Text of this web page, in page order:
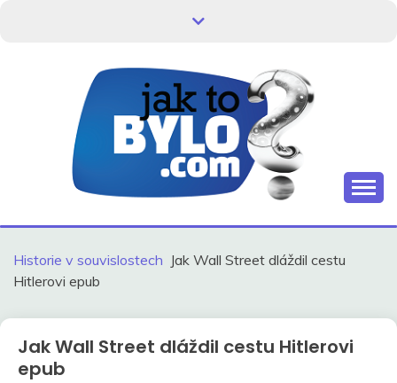
HISTORIE V
SOUVISLOSTECH
Historie v souvislostech Jak Wall Street dláždil cestu
Hitlerovi epub
Jak Wall Street dláždil cestu Hitlerovi
epub